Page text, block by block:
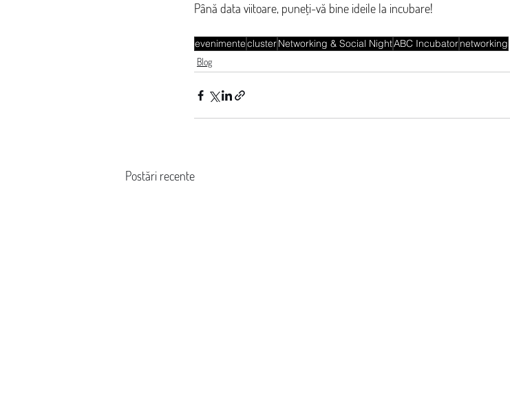
Până data viitoare, puneți-vă bine ideile la incubare!
evenimenteclusterNetworking & Social NightABC Incubatornetworking
Blog
Postări recente